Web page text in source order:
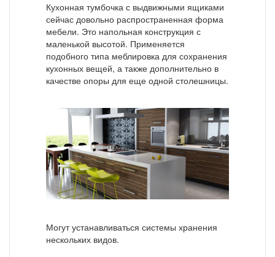
Кухонная тумбочка с выдвижными ящиками
сейчас довольно распространенная форма
мебели. Это напольная конструкция с
маленькой высотой. Применяется
подобного типа меблировка для сохранения
кухонных вещей, а также дополнительно в
качестве опоры для еще одной столешницы.
Могут устанавливаться системы хранения
нескольких видов.